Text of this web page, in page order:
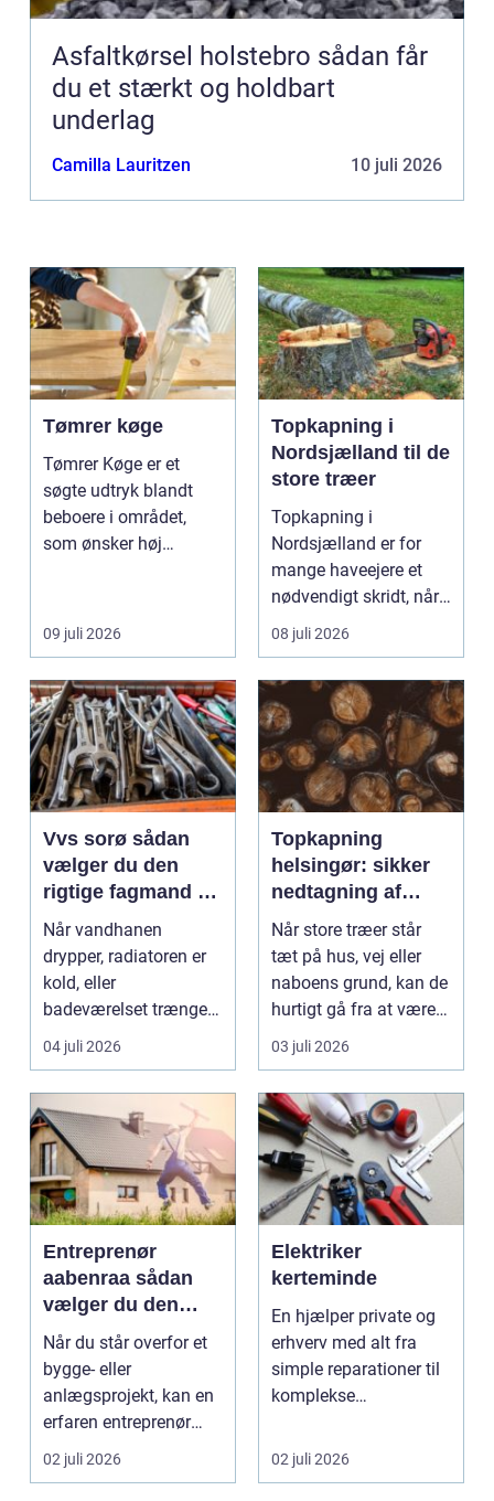
Asfaltkørsel holstebro sådan får
du et stærkt og holdbart
underlag
Camilla Lauritzen 10 juli 2026
Tømrer køge
Tømrer Køge er et
søgte udtryk blandt
beboere i området,
som ønsker høj
09 juli 2026
Topkapning i
Nordsjælland til de
store træer
Topkapning i
Nordsjælland er for
mange haveejere et
nødvendigt skridt, når
store ...
08 juli 2026
Vvs sorø sådan
vælger du den
rigtige fagmand til
vand, varme og
energi
Når vandhanen
drypper, radiatoren er
kold, eller
badeværelset trænger
til en gennemgribende
renoveri...
04 juli 2026
Topkapning
helsingør: sikker
nedtagning af
store og
besværlige træer
Når store træer står
tæt på hus, vej eller
naboens grund, kan de
hurtigt gå fra at være
smukke til a...
03 juli 2026
Entreprenør
aabenraa sådan
vælger du den
rette til dit projekt
Når du står overfor et
bygge- eller
anlægsprojekt, kan en
erfaren entreprenør
Aabenraa være
forskell...
02 juli 2026
Elektriker
kerteminde
En hjælper private og
erhverv med alt fra
simple reparationer til
komplekse
02 juli 2026